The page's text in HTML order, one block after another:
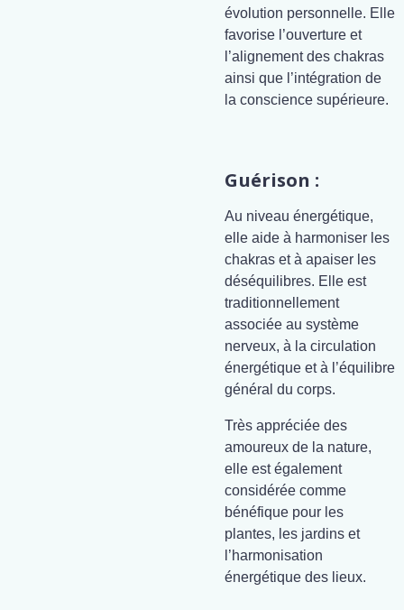
évolution personnelle. Elle
favorise l’ouverture et
l’alignement des chakras
ainsi que l’intégration de
la conscience supérieure.
Guérison :
Au niveau énergétique,
elle aide à harmoniser les
chakras et à apaiser les
déséquilibres. Elle est
traditionnellement
associée au système
nerveux, à la circulation
énergétique et à l’équilibre
général du corps.
Très appréciée des
amoureux de la nature,
elle est également
considérée comme
bénéfique pour les
plantes, les jardins et
l’harmonisation
énergétique des lieux.